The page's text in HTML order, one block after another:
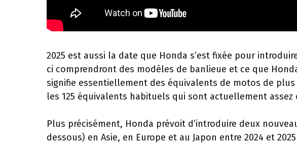
2025 est aussi la date que Honda s’est fixée pour
ci comprendront des modèles de banlieue et ce que
signifie essentiellement des équivalents de motos de
les 125 équivalents habituels qui sont actuellement
Plus précisément, Honda prévoit d’introduire deux
dessous) en Asie, en Europe et au Japon entre 2024 et